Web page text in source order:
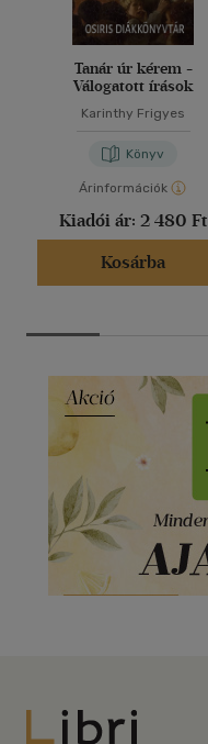
Tanár úr kérem -
Válogatott írások
Karinthy Frigyes
Könyv
Árinformációk
Kiadói ár: 2 480 Ft
Kosárba
Libri